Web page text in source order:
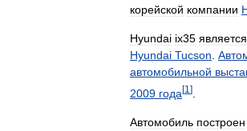
корейской компании
Hyundai ix35 является
Hyundai Tucson
автомобильной
2009 года[1 ]
Автомобиль построен